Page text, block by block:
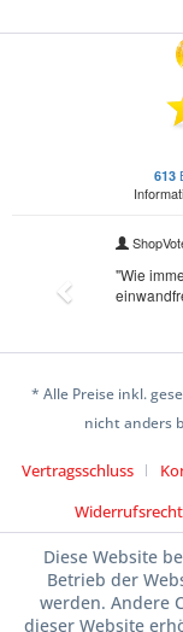
* Alle Preise inkl.
nicht anders
Vertragsschluss
Widerrufsrecht
Diese Website
Betrieb der
werden. Andere
dieser Website